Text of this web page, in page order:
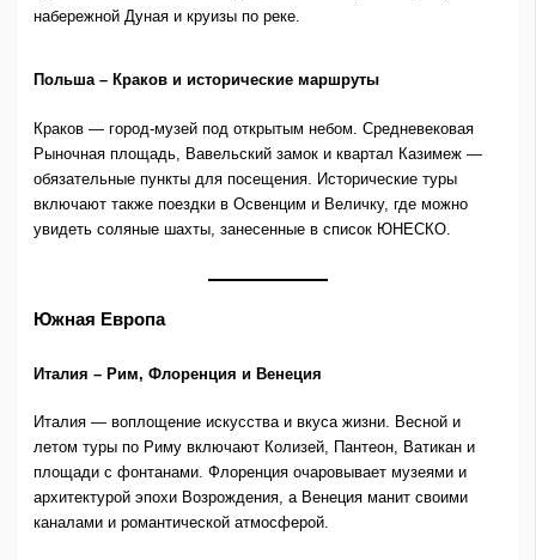
набережной Дуная и круизы по реке.
Польша – Краков и исторические маршруты
Краков — город-музей под открытым небом. Средневековая
Рыночная площадь, Вавельский замок и квартал Казимеж —
обязательные пункты для посещения. Исторические туры
включают также поездки в Освенцим и Величку, где можно
увидеть соляные шахты, занесенные в список ЮНЕСКО.
Южная Европа
Италия – Рим, Флоренция и Венеция
Италия — воплощение искусства и вкуса жизни. Весной и
летом туры по Риму включают Колизей, Пантеон, Ватикан и
площади с фонтанами. Флоренция очаровывает музеями и
архитектурой эпохи Возрождения, а Венеция манит своими
каналами и романтической атмосферой.